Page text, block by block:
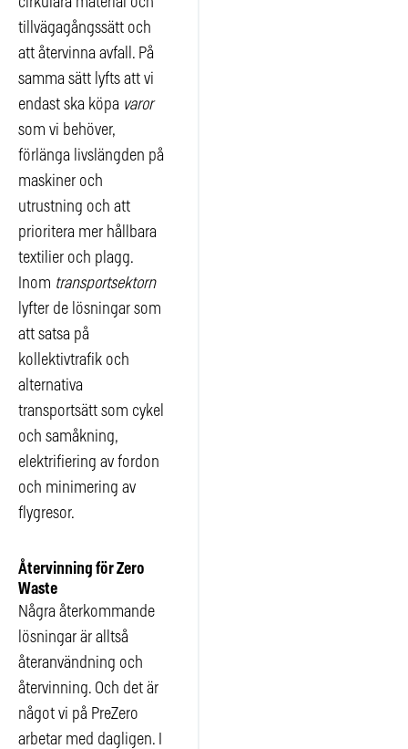
tillvägagångssätt och
att återvinna avfall. På
samma sätt lyfts att vi
endast ska köpa varor
som vi behöver,
förlänga livslängden på
maskiner och
utrustning och att
prioritera mer hållbara
textilier och plagg.
Inom transportsektorn
lyfter de lösningar som
att satsa på
kollektivtrafik och
alternativa
transportsätt som cykel
och samåkning,
elektrifiering av fordon
och minimering av
flygresor.
Återvinning för Zero
Waste
Några återkommande
lösningar är alltså
återanvändning och
återvinning. Och det är
något vi på PreZero
arbetar med dagligen. I